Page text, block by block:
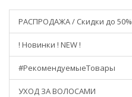
РАСПРОДАЖА / Скидки до 50%
! Новинки ! NEW !
#РекомендуемыеТовары
УХОД ЗА ВОЛОСАМИ